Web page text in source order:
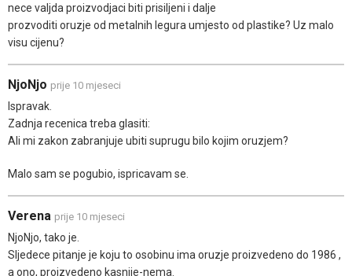
nece valjda proizvodjaci biti prisiljeni i dalje
prozvoditi oruzje od metalnih legura umjesto od plastike? Uz malo
visu cijenu?
NjoNjo prije 10 mjeseci
Ispravak.
Zadnja recenica treba glasiti:
Ali mi zakon zabranjuje ubiti suprugu bilo kojim oruzjem?
Malo sam se pogubio, ispricavam se.
Verena prije 10 mjeseci
NjoNjo, tako je.
Sljedece pitanje je koju to osobinu ima oruzje proizvedeno do 1986 ,
a ono, proizvedeno kasnije-nema.